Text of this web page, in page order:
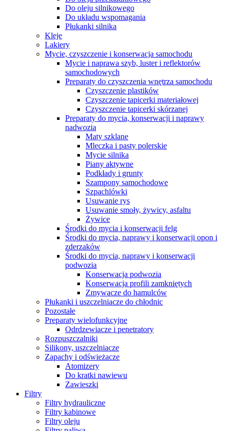
Do oleju silnikowego
Do układu wspomagania
Płukanki silnika
Kleje
Lakiery
Mycie, czyszczenie i konserwacja samochodu
Mycie i naprawa szyb, luster i reflektorów
samochodowych
Preparaty do czyszczenia wnętrza samochodu
Czyszczenie plastików
Czyszczenie tapicerki materiałowej
Czyszczenie tapicerki skórzanej
Preparaty do mycia, konserwacji i naprawy
nadwozia
Maty szklane
Mleczka i pasty polerskie
Mycie silnika
Piany aktywne
Podkłady i grunty
Szampony samochodowe
Szpachlówki
Usuwanie rys
Usuwanie smoły, żywicy, asfaltu
Żywice
Środki do mycia i konserwacji felg
Środki do mycia, naprawy i konserwacji opon i
zderzaków
Środki do mycia, naprawy i konserwacji
podwozia
Konserwacja podwozia
Konserwacja profili zamkniętych
Zmywacze do hamulców
Płukanki i uszczelniacze do chłodnic
Pozostałe
Preparaty wielofunkcyjne
Odrdzewiacze i penetratory
Rozpuszczalniki
Silikony, uszczelniacze
Zapachy i odświeżacze
Atomizery
Do kratki nawiewu
Zawieszki
Filtry
Filtry hydrauliczne
Filtry kabinowe
Filtry oleju